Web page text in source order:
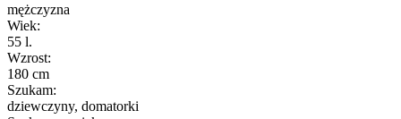
mężczyzna
Wiek:
55 l.
Wzrost:
180 cm
Szukam:
dziewczyny, domatorki